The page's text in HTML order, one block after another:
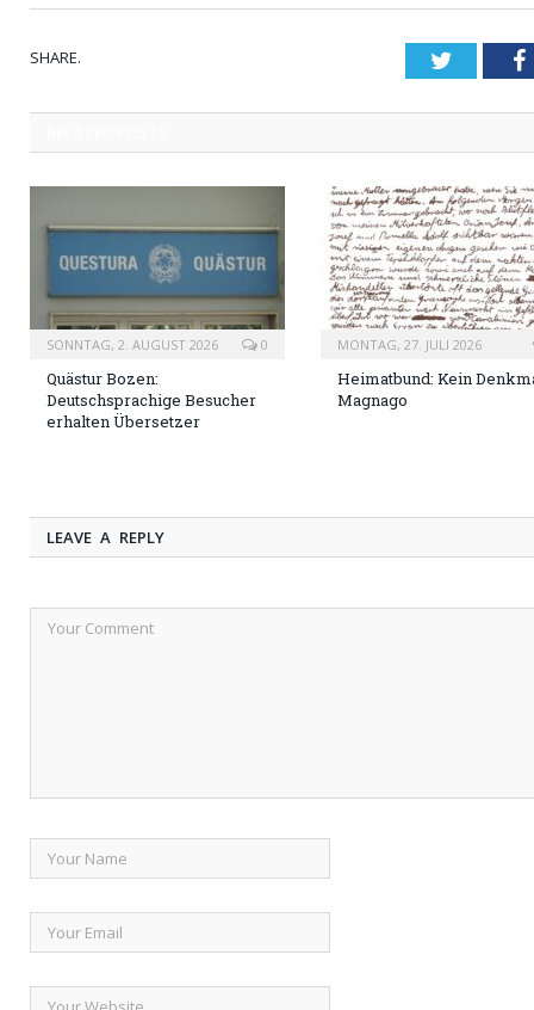
SHARE. Twitter
SONNTAG, 2. AUGUST 2026 0
Quästur Bozen:
Deutschsprachige Besucher
erhalten Übersetzer
MONTAG, 27. JULI 2026
Heimatbund: Kein
Magnago
LEAVE A REPLY